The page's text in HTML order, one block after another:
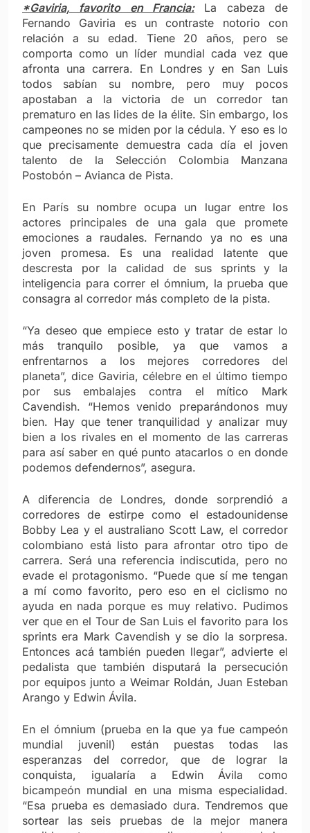
*Gaviria, favorito en Francia:La cabeza de
Fernando Gaviria es un contraste notorio con
relación a su edad. Tiene 20 años, pero se
comporta como un líder mundial cada vez que
afronta una carrera. En Londres y en San Luis
todos sabían su nombre, pero muy pocos
apostaban a la victoria de un corredor tan
prematuro en las lides de la élite. Sin embargo, los
campeones no se miden por la cédula. Y eso es lo
que precisamente demuestra cada día el joven
talento de la Selección Colombia Manzana
Postobón – Avianca de Pista.
En París su nombre ocupa un lugar entre los
actores principales de una gala que promete
emociones a raudales. Fernando ya no es una
joven promesa. Es una realidad latente que
descresta por la calidad de sus sprints y la
inteligencia para correr el ómnium, la prueba que
consagra al corredor más completo de la pista.
“Ya deseo que empiece esto y tratar de estar lo
más tranquilo posible, ya que vamos a
enfrentarnos a los mejores corredores del
planeta”, dice Gaviria, célebre en el último tiempo
por sus embalajes contra el mítico Mark
Cavendish. “Hemos venido preparándonos muy
bien. Hay que tener tranquilidad y analizar muy
bien a los rivales en el momento de las carreras
para así saber en qué punto atacarlos o en donde
podemos defendernos”, asegura.
A diferencia de Londres, donde sorprendió a
corredores de estirpe como el estadounidense
Bobby Lea y el australiano Scott Law, el corredor
colombiano está listo para afrontar otro tipo de
carrera. Será una referencia indiscutida, pero no
evade el protagonismo. “Puede que sí me tengan
a mí como favorito, pero eso en el ciclismo no
ayuda en nada porque es muy relativo. Pudimos
ver que en el Tour de San Luis el favorito para los
sprints era Mark Cavendish y se dio la sorpresa.
Entonces acá también pueden llegar”, advierte el
pedalista que también disputará la persecución
por equipos junto a Weimar Roldán, Juan Esteban
Arango y Edwin Ávila.
En el ómnium (prueba en la que ya fue campeón
mundial juvenil) están puestas todas las
esperanzas del corredor, que de lograr la
conquista, igualaría a Edwin Ávila como
bicampeón mundial en una misma especialidad.
“Esa prueba es demasiado dura. Tendremos que
sortear las seis pruebas de la mejor manera